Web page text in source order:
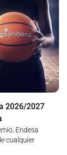
2026/2027
Endesa
cualquier